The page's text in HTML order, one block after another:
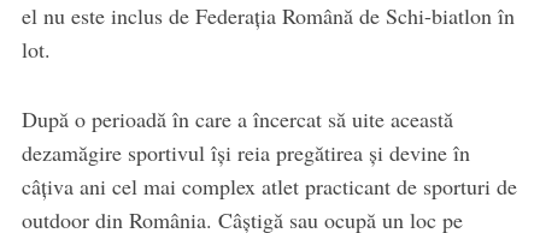
el nu este inclus de Federația Română de Schi-biatlon în
lot.
​După o perioadă în care a încercat să uite această
dezamăgire sportivul își reia pregătirea și devine în
câțiva ani cel mai complex atlet practicant de sporturi de
outdoor din România. Câștigă sau ocupă un loc pe